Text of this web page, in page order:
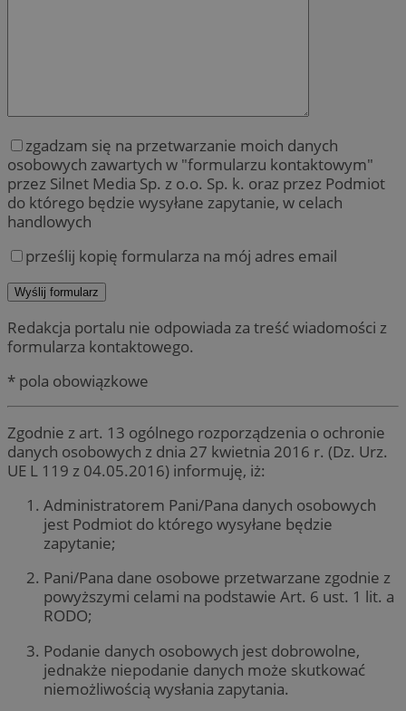
zgadzam się na przetwarzanie moich danych
osobowych zawartych w "formularzu kontaktowym"
przez Silnet Media Sp. z o.o. Sp. k. oraz przez Podmiot
do którego będzie wysyłane zapytanie, w celach
handlowych
prześlij kopię formularza na mój adres email
Redakcja portalu nie odpowiada za treść wiadomości z
formularza kontaktowego.
* pola obowiązkowe
Zgodnie z art. 13 ogólnego rozporządzenia o ochronie
danych osobowych z dnia 27 kwietnia 2016 r. (Dz. Urz.
UE L 119 z 04.05.2016) informuję, iż:
Administratorem Pani/Pana danych osobowych
jest Podmiot do którego wysyłane będzie
zapytanie;
Pani/Pana dane osobowe przetwarzane zgodnie z
powyższymi celami na podstawie Art. 6 ust. 1 lit. a
RODO;
Podanie danych osobowych jest dobrowolne,
jednakże niepodanie danych może skutkować
niemożliwością wysłania zapytania.